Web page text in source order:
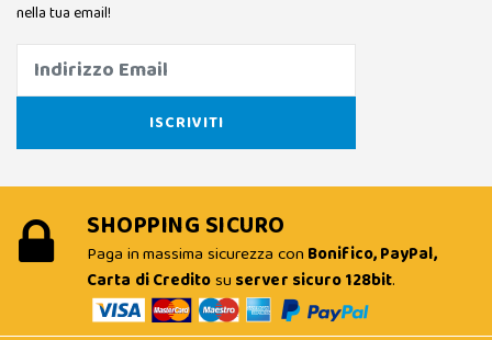
nella tua email!
SHOPPING SICURO
Paga in massima sicurezza con Bonifico, PayPal,
Carta di Creditosu server sicuro 128bit.